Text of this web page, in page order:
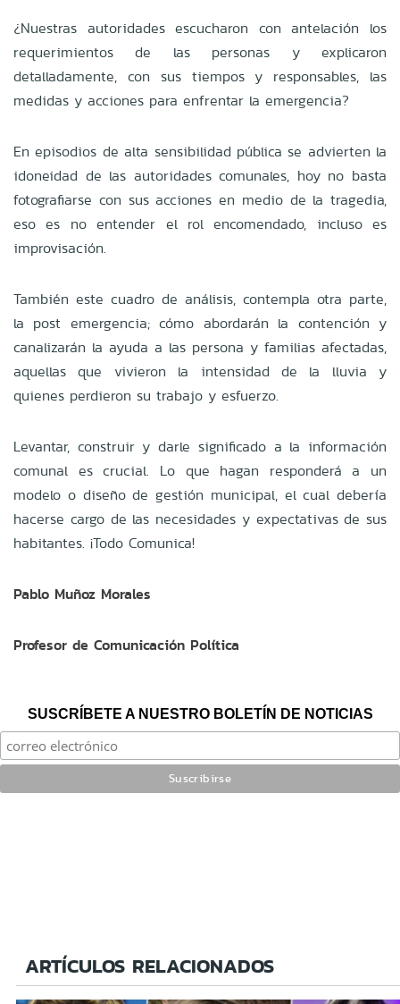
¿Nuestras autoridades escucharon con antelación los
requerimientos de las personas y explicaron
detalladamente, con sus tiempos y responsables, las
medidas y acciones para enfrentar la emergencia?
En episodios de alta sensibilidad pública se advierten la
idoneidad de las autoridades comunales, hoy no basta
fotografiarse con sus acciones en medio de la tragedia,
eso es no entender el rol encomendado, incluso es
improvisación.
También este cuadro de análisis, contempla otra parte,
la post emergencia; cómo abordarán la contención y
canalizarán la ayuda a las persona y familias afectadas,
aquellas que vivieron la intensidad de la lluvia y
quienes perdieron su trabajo y esfuerzo.
Levantar, construir y darle significado a la información
comunal es crucial. Lo que hagan responderá a un
modelo o diseño de gestión municipal, el cual debería
hacerse cargo de las necesidades y expectativas de sus
habitantes. ¡Todo Comunica!
Pablo Muñoz Morales
Profesor de Comunicación Política
SUSCRÍBETE A NUESTRO BOLETÍN DE NOTICIAS
ARTÍCULOS RELACIONADOS